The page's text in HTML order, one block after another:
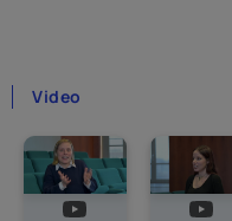
Video